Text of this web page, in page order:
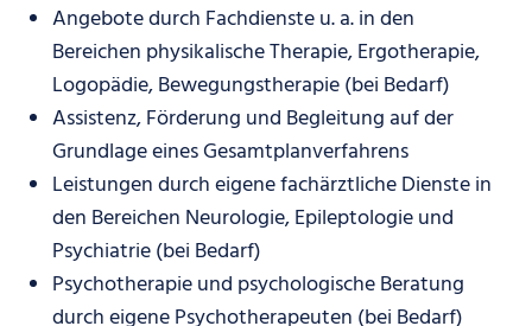
Angebote durch Fachdienste u. a. in den
Bereichen physikalische Therapie, Ergotherapie,
Logopädie, Bewegungstherapie (bei Bedarf)
Assistenz, Förderung und Begleitung auf der
Grundlage eines Gesamtplanverfahrens
Leistungen durch eigene fachärztliche Dienste in
den Bereichen Neurologie, Epileptologie und
Psychiatrie (bei Bedarf)
Psychotherapie und psychologische Beratung
durch eigene Psychotherapeuten (bei Bedarf)